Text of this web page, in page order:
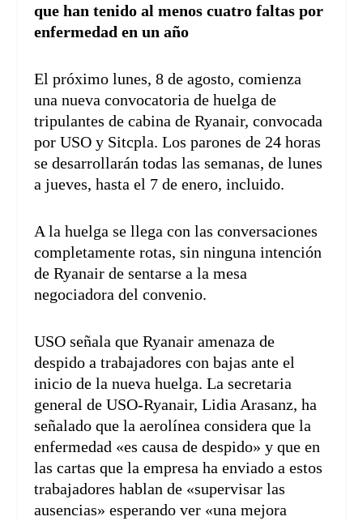
que han tenido al menos cuatro faltas por
enfermedad en un año
El próximo lunes, 8 de agosto, comienza
una nueva convocatoria de huelga de
tripulantes de cabina de Ryanair, convocada
por USO y Sitcpla. Los parones de 24 horas
se desarrollarán todas las semanas, de lunes
a jueves, hasta el 7 de enero, incluido.
A la huelga se llega con las conversaciones
completamente rotas, sin ninguna intención
de Ryanair de sentarse a la mesa
negociadora del convenio.
USO señala que Ryanair amenaza de
despido a trabajadores con bajas ante el
inicio de la nueva huelga. La secretaria
general de USO-Ryanair, Lidia Arasanz, ha
señalado que la aerolínea considera que la
enfermedad «es causa de despido» y que en
las cartas que la empresa ha enviado a estos
trabajadores hablan de «supervisar las
ausencias» esperando ver «una mejora